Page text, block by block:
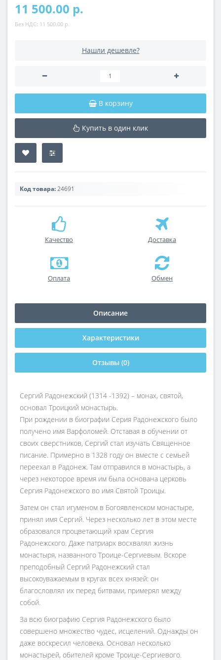
11 500.00 р.
Без НДС: 11 500.00 р.
Нашли дешевле?
В корзину
Купить в один клик
Код товара:24691
Качество Доставка
Оплата Обмен
Описание
Характеристики
Отзывы (0)
Сергий Радонежский (1314 -1392) – монах, святой,
основал Троицкий монастырь.
При рождении в биографии Серия Радонежского было
получено имя Варфоломей. Отставая в обучении от
своих сверстников, Сергий стал изучать Священное
писание. Примерно в 1328 году он вместе с семьей
переехал в Радонеж. Там отправился в монастырь, а
через некоторое время им была основана церковь
Сергия Радонежского во имя Святой Троицы.
Затем он стал игуменом в Богоявленском монастыре,
принял имя Сергий. Через несколько лет в этом месте
образовался процветающий храм Сергия
Радонежского. Даже патриарх восхвалял жизнь
монастыря, названного Троице-Сергиевым. Вскоре
преподобный Сергий Радонежский стал
высокоуважаемым в кругах всех князей: он
благословлял их перед битвами, примерял между
собой.
За всю биографию Сергия Радонежского было
совершено множество чудес, исцелений. Однажды он
даже воскресил человека. Основал несколько
монастырей, обителей кроме Троице-Сергиевого.